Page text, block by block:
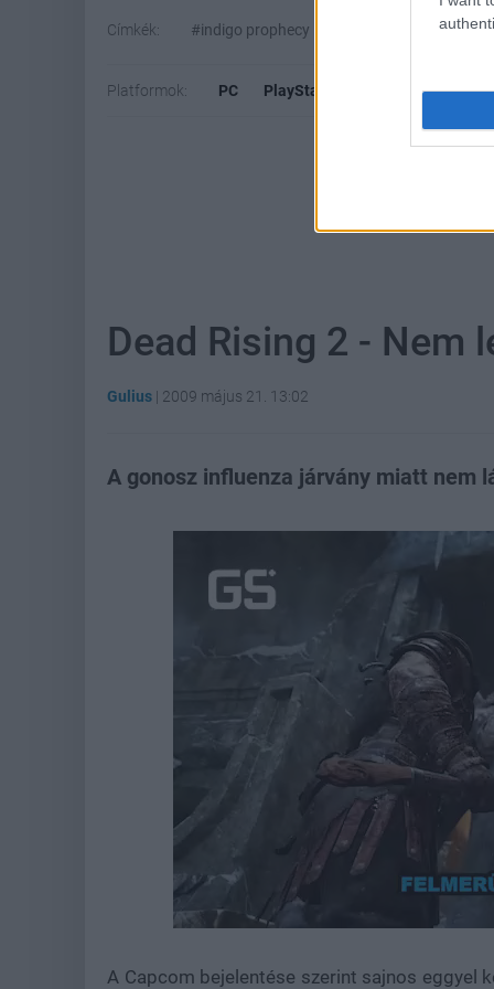
Címkék: #indigo prophecy
Platformok: PC PlayStation 3
Dead Rising 2 - Nem
Gulius | 2009 május 21. 13:02
A gonosz influenza járvány miatt nem
Unmute
21.75%
A Capcom bejelentése szerint sajnos eggyel